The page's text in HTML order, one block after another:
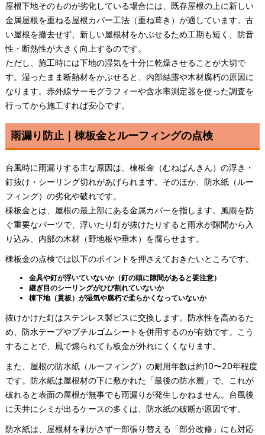
屋根下地そのものが劣化している場合には、既存屋根の上に新しい
金属屋根を重ねる屋根カバー工法（重ね葺き）が適しています。古
い屋根を撤去せず、新しい屋根材をかぶせるため工期も短く、防音
性・断熱性が大きく向上するのです。
ただし、施工時には下地の湿気を十分に乾燥させることが大切で
す。湿ったまま断熱材をかぶせると、内部結露や木材腐朽の原因に
なります。赤外線サーモグラフィーや含水率測定器を使った調査を
行ってから施工すれば安心です。
雨漏り防止｜棟板金とルーフィングの点検
台風時に雨漏りする主な原因は、棟板金（むねばんきん）の浮き・
釘抜け・シーリング切れがあげられます。そのほか、防水紙（ルー
フィング）の劣化や破れです。
棟板金とは、屋根の最上部にある金属カバーを指します。風雨を防
ぐ重要なパーツで、浮いたり釘が抜けたりすると雨水が隙間から入
り込み、内部の木材（野地板や垂木）を腐らせます。
棟板金の点検では以下のポイントを押さえておきたいところです。
金具や釘が浮いていないか（釘の頭に隙間があると要注意）
継ぎ目のシーリングがひび割れていないか
棟下地（貫板）が湿気や腐朽で柔らかくなっていないか
抜けかけた釘はステンレス製ビスに交換します。防水性を高めるた
め、防水テープやブチルゴムシートを併用するのが有効です。こう
することで、風で煽られても板金が外れにくくなります。
また、屋根の防水紙（ルーフィング）の耐用年数は約10〜20年程度
です。防水紙は屋根材の下に敷かれた「最後の防水層」で、これが
破れると表面の屋根が無事でも雨漏りが発生しかねません。台風後
に天井にシミが出るケースの多くは、防水紙の破断が原因です。
防水紙は、屋根材を剥がさず一部張り替える「部分改修」にも対応